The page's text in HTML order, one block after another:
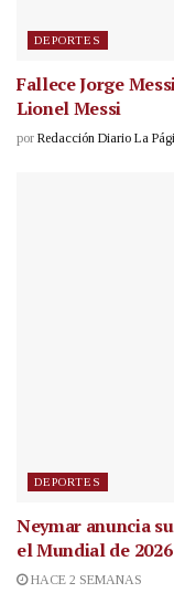
DEPORTES
Fallece Jorge
Lionel Messi
por Redacción Diario La
DEPORTES
Neymar anuncia
el Mundial de 2026
HACE 2 SEMANAS